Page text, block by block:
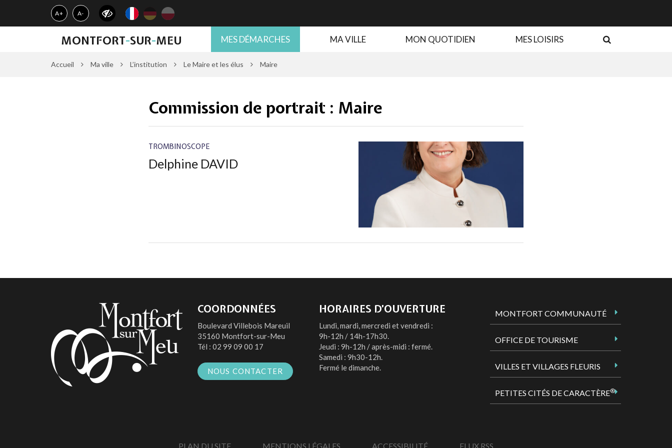
Gestion des traceurs
A+ A-
MONTFORT-SUR-MEU MES DÉMARCHES MA VILLE MON QUOTIDIEN MES LOISIRS
Accueil Ma ville L’institution Le Maire et les élus Maire
Commission de portrait : Maire
TROMBINOSCOPE
Delphine DAVID
COORDONNÉES
Boulevard Villebois Mareuil
35160 Montfort-sur-Meu
Tél : 02 99 09 00 17
NOUS CONTACTER
HORAIRES D’OUVERTURE
Lundi, mardi, mercredi et vendredi :
9h-12h / 14h-17h30.
Jeudi : 9h-12h / après-midi : fermé.
Samedi : 9h30-12h.
Fermé le dimanche.
MONTFORT COMMUNAUTÉ
OFFICE DE TOURISME
VILLES ET VILLAGES FLEURIS
PETITES CITÉS DE CARACTÈRE®
PLAN DU SITE MENTIONS LÉGALES ACCESSIBILITÉ FLUX RSS